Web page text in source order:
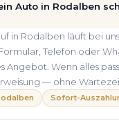
Auto in Rodalben
in Rodalben läuft bei
Telefon oder
Angebot. Wenn alles
— ohne
Sofort-